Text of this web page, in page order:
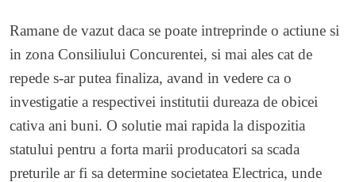
Ramane de vazut daca se poate intreprinde o actiune si
in zona Consiliului Concurentei, si mai ales cat de
repede s-ar putea finaliza, avand in vedere ca o
investigatie a respectivei institutii dureaza de obicei
cativa ani buni. O solutie mai rapida la dispozitia
statului pentru a forta marii producatori sa scada
preturile ar fi sa determine societatea Electrica, unde